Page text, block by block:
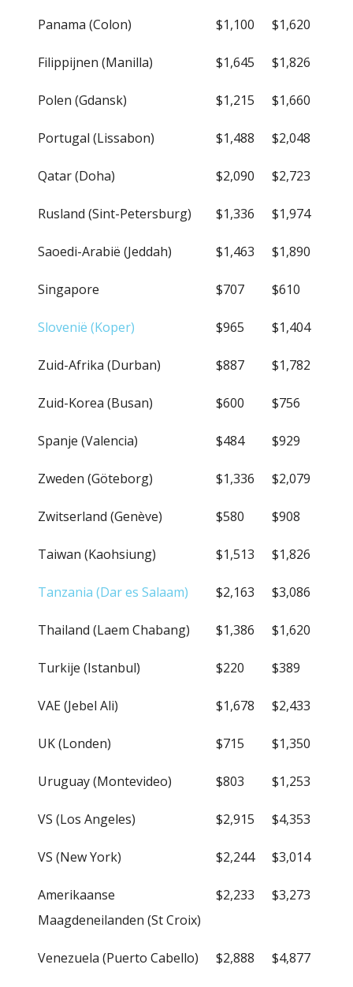
Panama (Colon) $1,100 $1,620
Filippijnen (Manilla) $1,645 $1,826
Polen (Gdansk) $1,215 $1,660
Portugal (Lissabon) $1,488 $2,048
Qatar (Doha) $2,090 $2,723
Rusland (Sint-Petersburg) $1,336 $1,974
Saoedi-Arabië (Jeddah) $1,463 $1,890
Singapore $707 $610
Slovenië (Koper) $965 $1,404
Zuid-Afrika (Durban) $887 $1,782
Zuid-Korea (Busan) $600 $756
Spanje (Valencia) $484 $929
Zweden (Göteborg) $1,336 $2,079
Zwitserland (Genève) $580 $908
Taiwan (Kaohsiung) $1,513 $1,826
Tanzania (Dar es Salaam) $2,163 $3,086
Thailand (Laem Chabang) $1,386 $1,620
Turkije (Istanbul) $220 $389
VAE (Jebel Ali) $1,678 $2,433
UK (Londen) $715 $1,350
Uruguay (Montevideo) $803 $1,253
VS (Los Angeles) $2,915 $4,353
VS (New York) $2,244 $3,014
Amerikaanse
Maagdeneilanden (St Croix)
$2,233 $3,273
Venezuela (Puerto Cabello) $2,888 $4,877